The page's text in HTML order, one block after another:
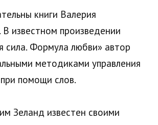
книги Валерия
В известном произведении
сила. Формула любви» автор
методиками управления
помощи слов.
Зеланд известен своими